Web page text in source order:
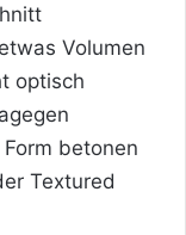
Volumen
optisch
betonen
Textured